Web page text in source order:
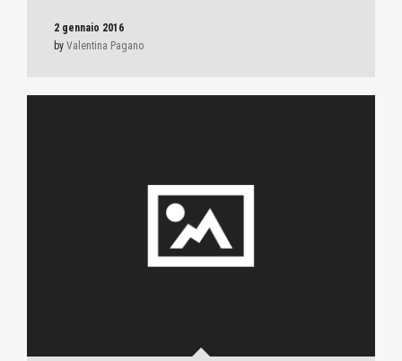
2 gennaio 2016
by Valentina Pagano